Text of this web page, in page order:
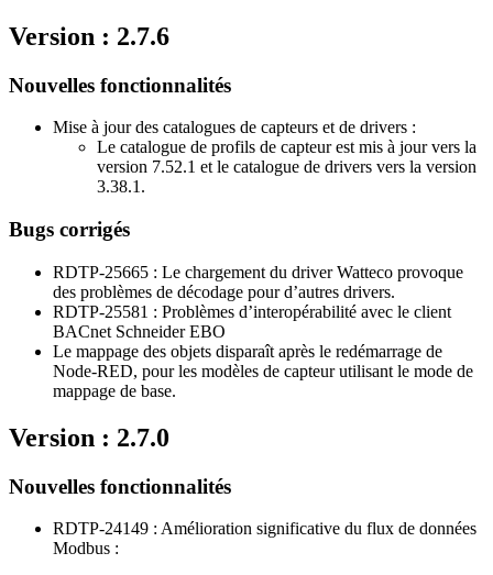
Version : 2.7.6
Nouvelles fonctionnalités
Mise à jour des catalogues de capteurs et de drivers :
Le catalogue de profils de capteur est mis à jour vers la
version 7.52.1 et le catalogue de drivers vers la version
3.38.1.
Bugs corrigés
RDTP-25665 : Le chargement du driver Watteco provoque
des problèmes de décodage pour d’autres drivers.
RDTP-25581 : Problèmes d’interopérabilité avec le client
BACnet Schneider EBO
Le mappage des objets disparaît après le redémarrage de
Node-RED, pour les modèles de capteur utilisant le mode de
mappage de base.
Version : 2.7.0
Nouvelles fonctionnalités
RDTP-24149 : Amélioration significative du flux de données
Modbus :